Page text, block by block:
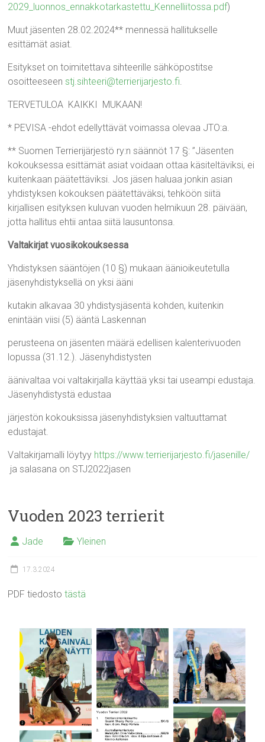
2029_luonnos_ennakkotarkastettu_Kennelliitossa.pdf)
Muut jäsenten 28.02.2024** mennessä hallitukselle
esittämät asiat.
Esitykset on toimitettava sihteerille sähköpostitse
osoitteeseen stj.sihteeri@terrierijarjesto.fi.
TERVETULOA KAIKKI MUKAAN!
* PEVISA -ehdot edellyttävät voimassa olevaa JTO:a.
** Suomen Terrierijärjestö ry:n säännöt 17 §: ”Jäsenten
kokouksessa esittämät asiat voidaan ottaa käsiteltäviksi, ei
kuitenkaan päätettäviksi. Jos jäsen haluaa jonkin asian
yhdistyksen kokouksen päätettäväksi, tehköön siitä
kirjallisen esityksen kuluvan vuoden helmikuun 28. päivään,
jotta hallitus ehtii antaa siitä lausuntonsa.
Valtakirjat vuosikokouksessa
Yhdistyksen sääntöjen (10 §) mukaan äänioikeutetulla
jäsenyhdistyksellä on yksi ääni
kutakin alkavaa 30 yhdistysjäsentä kohden, kuitenkin
enintään viisi (5) ääntä Laskennan
perusteena on jäsenten määrä edellisen kalenterivuoden
lopussa (31.12.). Jäsenyhdistysten
äänivaltaa voi valtakirjalla käyttää yksi tai useampi edustaja.
Jäsenyhdistystä edustaa
järjestön kokouksissa jäsenyhdistyksien valtuuttamat
edustajat.
Valtakirjamalli löytyy https://www.terrierijarjesto.fi/jasenille/
ja salasana on STJ2022jasen
Vuoden 2023 terrierit
Jade Yleinen
17.3.2024
PDF tiedostotästä